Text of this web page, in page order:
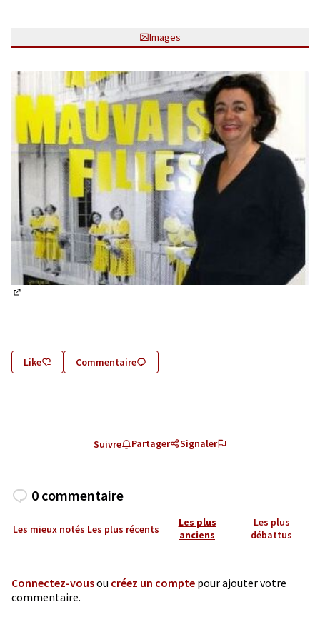
Images
Like Commentaire
Suivre Partager Signaler
0 commentaire
Les mieux notés Les plus récents
Les plus
anciens
Les plus
débattus
Connectez-vousou créez un compte pour ajouter votre
commentaire.